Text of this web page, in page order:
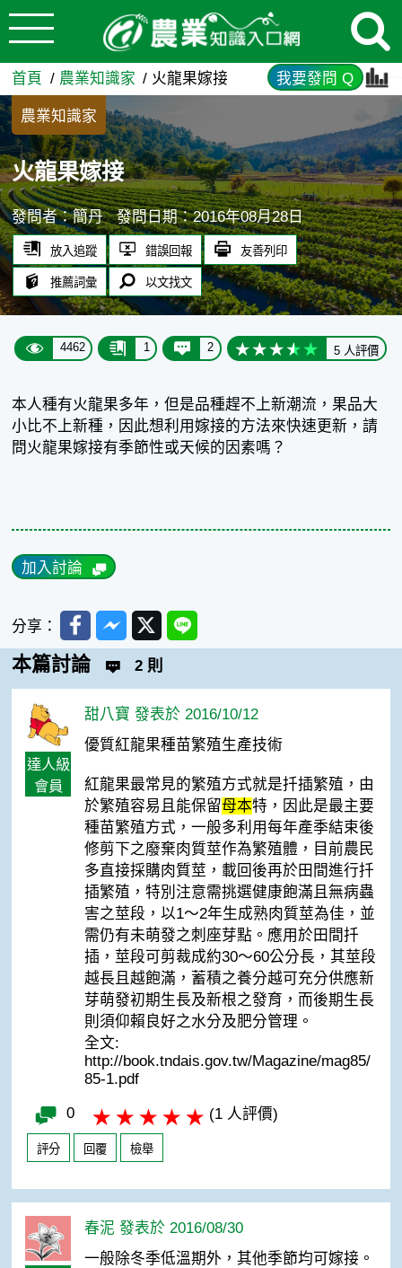
跳到主要內容
火龍果嫁接 - 農業知識入口網
首頁 農業知識家 火龍果嫁接 我要發問 Q
農業知識家
火龍果嫁接
發問者：簡丹 發問日期：2016年08月28日
放入追蹤 錯誤回報 友善列印
推薦詞彙 以文找文
4462 1 2 5 人評價
本人種有火龍果多年，但是品種趕不上新潮流，果品大
小比不上新種，因此想利用嫁接的方法來快速更新，請
問火龍果嫁接有季節性或天候的因素嗎？
加入討論
分享： FacebookMessenger
TwitterLine
本篇討論 2 則
達人級
會員
甜八寶 發表於 2016/10/12
優質紅龍果種苗繁殖生產技術
紅龍果最常見的繁殖方式就是扦插繁殖，由
於繁殖容易且能保留母本特，因此是最主要
種苗繁殖方式，一般多利用每年產季結束後
修剪下之廢棄肉質莖作為繁殖體，目前農民
多直接採購肉質莖，載回後再於田間進行扦
插繁殖，特別注意需挑選健康飽滿且無病蟲
害之莖段，以1～2年生成熟肉質莖為佳，並
需仍有未萌發之刺座芽點。應用於田間扦
插，莖段可剪裁成約30～60公分長，其莖段
越長且越飽滿，蓄積之養分越可充分供應新
芽萌發初期生長及新根之發育，而後期生長
則須仰賴良好之水分及肥分管理。
全文:
http://book.tndais.gov.tw/Magazine/mag85/
85-1.pdf
0 (1 人評價)
評分 回覆 檢舉
春泥 發表於 2016/08/30
一般除冬季低溫期外，其他季節均可嫁接。